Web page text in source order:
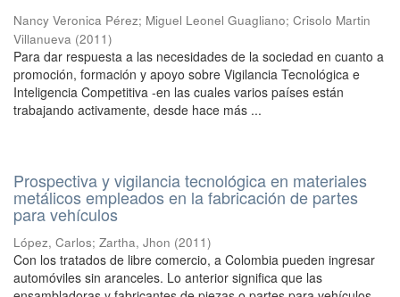
Nancy Veronica Pérez; Miguel Leonel Guagliano; Crisolo Martin
Villanueva (2011)
Para dar respuesta a las necesidades de la sociedad en cuanto a
promoción, formación y apoyo sobre Vigilancia Tecnológica e
Inteligencia Competitiva -en las cuales varios países están
trabajando activamente, desde hace más ...
Prospectiva y vigilancia tecnológica en materiales
metálicos empleados en la fabricación de partes
para vehículos
López, Carlos; Zartha, Jhon (2011)
Con los tratados de libre comercio, a Colombia pueden ingresar
automóviles sin aranceles. Lo anterior significa que las